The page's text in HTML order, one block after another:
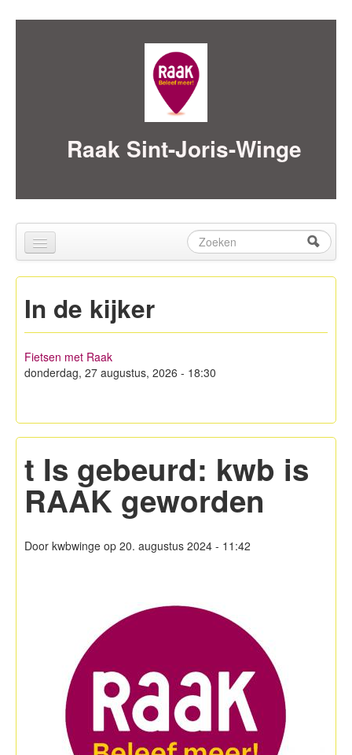
Raak Sint-Joris-Winge
Zoekveld
Zoeken
Home
over ons
Activiteiten
Hagelandse Kerstmarkt
Lid worden!
Privacy
In de kijker
Fietsen met Raak
donderdag, 27 augustus, 2026 - 18:30
t Is gebeurd: kwb is
RAAK geworden
Door kwbwinge op 20. augustus 2024 - 11:42